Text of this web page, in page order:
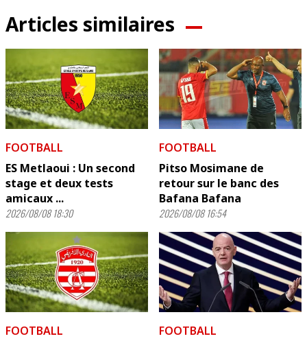
Articles similaires
FOOTBALL
ES Metlaoui : Un second
stage et deux tests
amicaux ...
2026/08/08 18:30
FOOTBALL
Pitso Mosimane de
retour sur le banc des
Bafana Bafana
2026/08/08 16:54
FOOTBALL
FOOTBALL